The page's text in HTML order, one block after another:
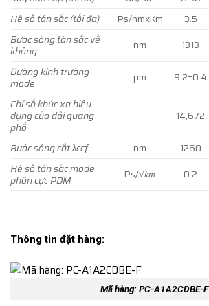
Hệ số tán sắc (tối đa)
Ps/nmxKm 3.5
Bước sóng tán sắc về
không
nm
1313
Đường kính trường
mode
µm 9.2±0.4
Chỉ số khúc xạ hiệu
dụng của dải quang
phổ
14,672
Bước sóng cắt λccf nm 1260
Hệ số tán sắc mode
phân cực PDM
Ps/√𝑘𝑚 0.2
Thông tin đặt hàng:
Mã hàng: PC-A1A2CDBE-F